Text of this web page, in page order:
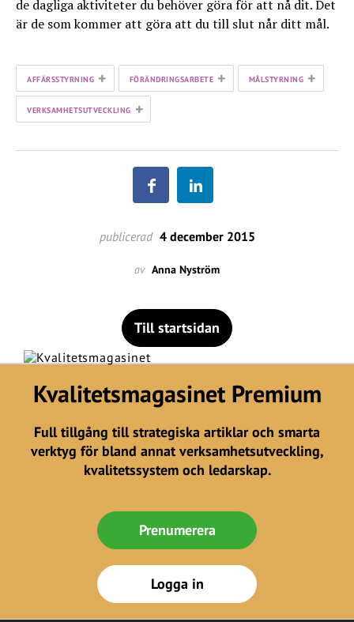
de dagliga aktiviteter du behöver göra för att nå dit. Det
är de som kommer att göra att du till slut når ditt mål.
AFFÄRSSTYRNING + FÖRÄNDRINGSARBETE + MÅLSTYRNING +
VERKSAMHETSUTVECKLING +
publicerad 4 december 2015
av Anna Nyström
Till startsidan
Kvalitetsmagasinet Premium
Full tillgång till strategiska artiklar och smarta
verktyg för bland annat verksamhetsutveckling,
kvalitetssystem och ledarskap.
Prenumerera
Logga in